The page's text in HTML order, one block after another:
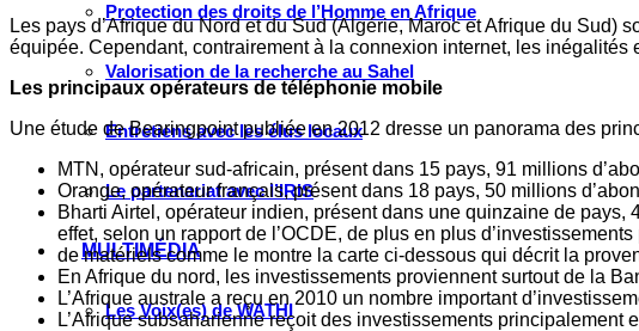
Protection des droits de l’Homme en Afrique
Valorisation de la recherche au Sahel
Entretiens avec les élus locaux
Le partenariat avec l’IRIS
MULTIMÉDIA
Les Voix(es) de WATHI
Les pays d’Afrique du Nord et du Sud (Algérie, Maroc et Afrique du
équipée. Cependant, contrairement à la connexion internet, les inégalités
Les principaux opérateurs de téléphonie mobile
Une étude de Bearingpoint publiée en 2012 dresse un panorama des
MTN, opérateur sud-africain, présent dans 15 pays, 91 millions
Orange, opérateur français, présent dans 18 pays, 50 millions
Bharti Airtel, opérateur indien, présent dans une quinzaine de
effet, selon un rapport de l’OCDE, de plus en plus
de matériels comme le montre la carte ci-dessous qui décrit la
En Afrique du nord, les investissements proviennent surtout de la
L’Afrique australe a reçu en 2010 un nombre important
L’Afrique subsaharienne reçoit des investissements